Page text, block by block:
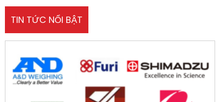
TIN TỨC NỔI BẬT